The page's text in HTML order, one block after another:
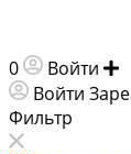
0 Войти
Войти
Фильтр